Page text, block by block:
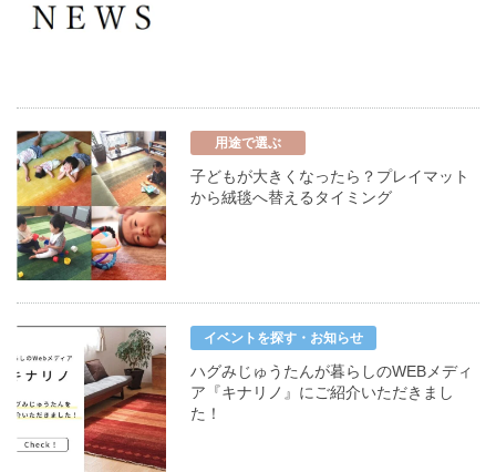
用途で選ぶ
子どもが大きくなったら？プレイマット
から絨毯へ替えるタイミング
イベントを探す・お知らせ
ハグみじゅうたんが暮らしのWEBメディ
ア『キナリノ』にご紹介いただきまし
た！